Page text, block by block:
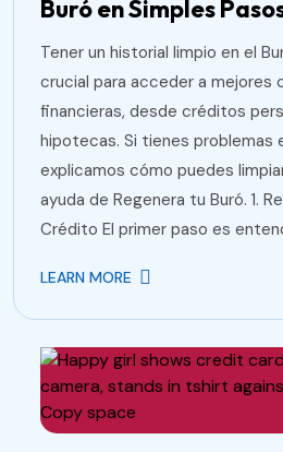
Buró en Simples
Tener un historial limpio en el
crucial para acceder a mejores
financieras, desde créditos
hipotecas. Si tienes problemas
explicamos cómo puedes
ayuda de Regenera tu Buró. 1.
Crédito El primer paso es
LEARN MORE